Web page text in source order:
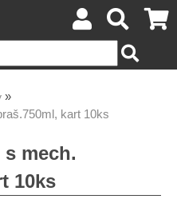
kart 10ks
mech.
10ks